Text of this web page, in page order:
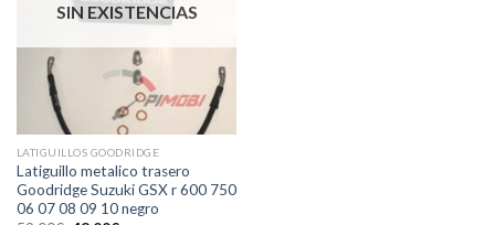
deseos
SIN EXISTENCIAS
LATIGUILLOS GOODRIDGE
Latiguillo metalico trasero
Goodridge Suzuki GSX r 600 750
06 07 08 09 10 negro